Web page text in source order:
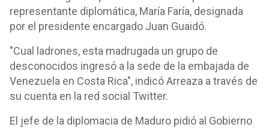
representante diplomática, María Faría, designada
por el presidente encargado Juan Guaidó.
"Cual ladrones, esta madrugada un grupo de
desconocidos ingresó a la sede de la embajada de
Venezuela en Costa Rica", indicó Arreaza a través de
su cuenta en la red social Twitter.
El jefe de la diplomacia de Maduro pidió al Gobierno